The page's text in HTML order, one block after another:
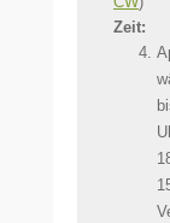
Zeit: